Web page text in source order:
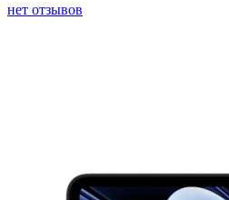
нет отзывов